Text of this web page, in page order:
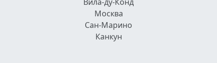
Москва
Сан-Марино
Канкун